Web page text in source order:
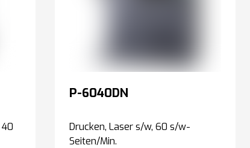
P-6040DN
Drucken, Laser s/w, 60 s/w-
Seiten/Min.